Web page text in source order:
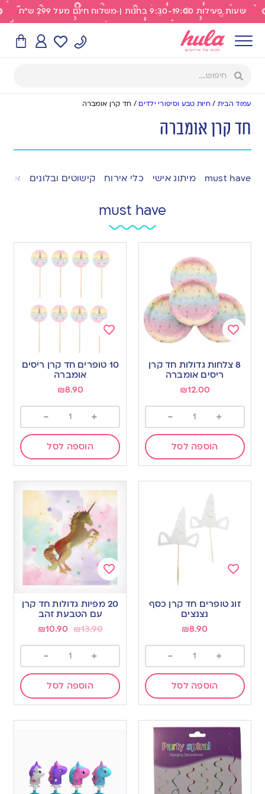
שעות פעילות 9:30-19:00 בחנות | משלוח חינם מעל 299 ש"ח
עמוד הבית /חיות טבע וסיפורי ילדים / חד קרן אומברה
חד קרן אומברה
must have מיתוג אישי כלי אירוח קישוטים ובלונים
must have
to
wishlist
8 צלחות גדולות חד קרן
ריסים אומברה
₪12.00
+
-
הוספה לסל
to
wishlist
10 טופרים חד קרן ריסים
אומברה
₪8.90
+
-
הוספה לסל
to
זוג טופרים חד קרן כסף
נצנצים
₪8.90
+
-
הוספה לסל
Add
to
wishlist
20 מפיות גדולות חד קרן
עם הטבעת זהב
₪13.90
₪10.90
+
-
הוספה לסל